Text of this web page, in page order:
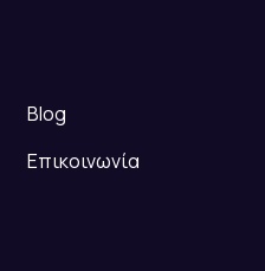
Blog
Επικοινωνία